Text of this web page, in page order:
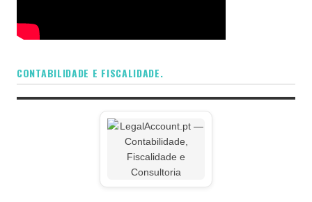
CONTABILIDADE E FISCALIDADE.